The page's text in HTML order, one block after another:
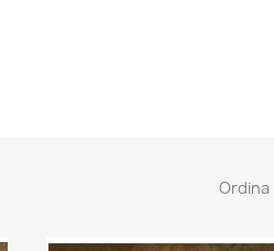
Ordina